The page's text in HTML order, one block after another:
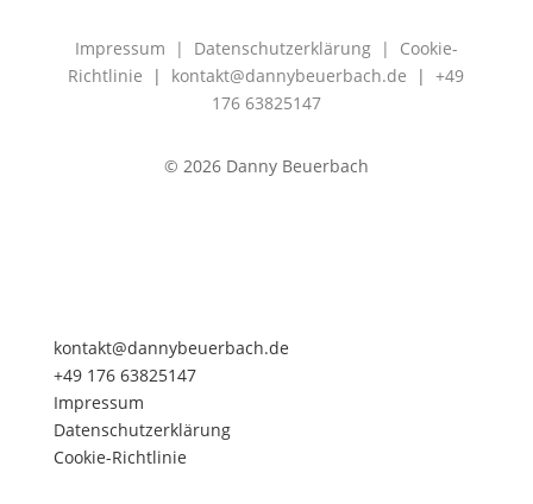
Impressum | Datenschutzerklärung| Cookie-
Richtlinie | kontakt@dannybeuerbach.de |+49
176 63825147
© 2026 Danny Beuerbach
kontakt@dannybeuerbach.de
+49 176 63825147
Impressum
Datenschutzerklärung
Cookie-Richtlinie